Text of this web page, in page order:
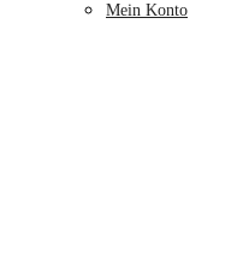
Mein Konto